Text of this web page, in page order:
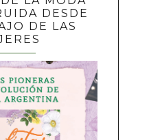
DESDE
DE LAS